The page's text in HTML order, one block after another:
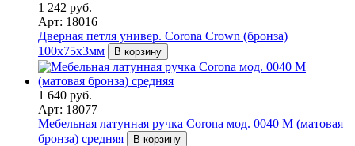
1 242 руб.
Арт: 18016
Дверная петля универ. Corona Crown (бронза)
100x75x3мм
В корзину
1 640 руб.
Арт: 18077
Мебельная латунная ручка Corona мод. 0040 M (матовая
бронза) средняя
В корзину